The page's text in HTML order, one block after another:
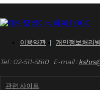
이용약관 개인정보처리
Tel : 02-511-5810 E-mail :
관련 사이트